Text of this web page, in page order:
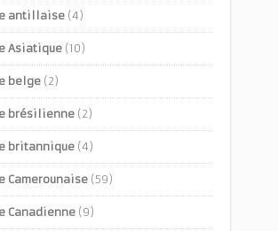
antillaise (4)
Asiatique (10)
belge (2)
brésilienne (2)
britannique (4)
Camerounaise (59)
Canadienne (9)